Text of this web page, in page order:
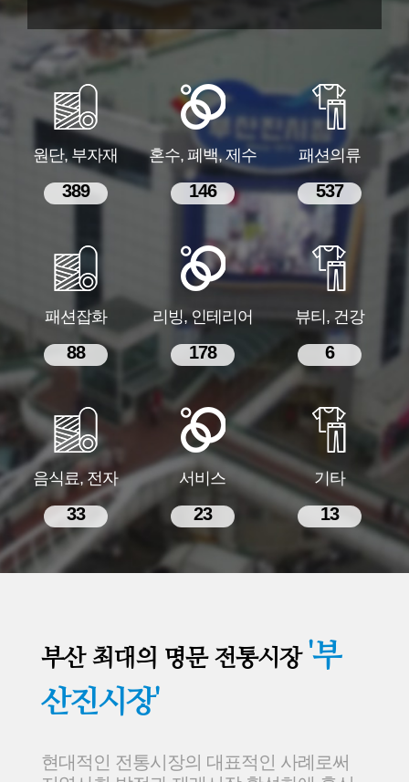
원단, 부자재
389
혼수, 폐백, 제수
146
패션의류
537
패션잡화
88
리빙, 인테리어
178
뷰티, 건강
6
음식료, 전자
33
서비스
23
기타
13
부산 최대의 명문 전통시장 '부
산진시장'
현대적인 전통시장의 대표적인 사례로써